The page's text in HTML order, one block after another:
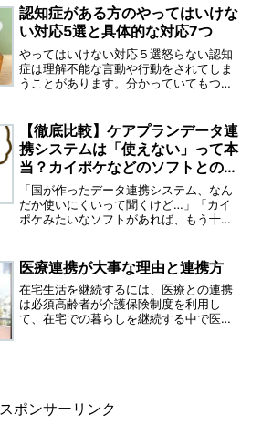
ャンスを確実に掴むためのポイントと、
現場の「本音」に迫...
認知症がある方のやってはいけな
い対応5選と具体的な対応7つ
やってはいけない対応５選怒らない認知
症は理解不能な言動や行動をされてしま
うことがあります。分かっていてもつい
物をさわって服や部屋を汚してしまう。
などそういった行為があっ...
【徹底比較】ケアプランデータ連
携システムは「使えない」って本
当？カイポケなどのソフトとの決
定的な違いとは！
「国が作ったデータ連携システム、なん
だか使いにくいって聞くけど…」「カイ
ポケみたいなソフトがあれば、もう十分
本格始動した「ケアプランデータ連携シ
ステム」。導入すれば...
医療連携が大事な理由と連携方
在宅生活を継続するには、医療との連携
は必須高齢者が介護保険制度を利用し
て、在宅での暮らしを継続する中で医
スポンサーリンク